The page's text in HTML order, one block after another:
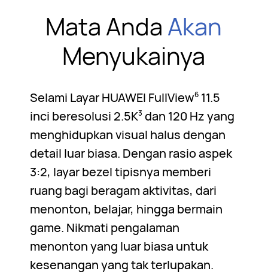
Mata Anda Akan
Menyukainya
Selami Layar HUAWEI FullView611.5
inci beresolusi 2.5K3 dan 120 Hz yang
menghidupkan visual halus dengan
detail luar biasa. Dengan rasio aspek
3:2, layar bezel tipisnya memberi
ruang bagi beragam aktivitas, dari
menonton, belajar, hingga bermain
game. Nikmati pengalaman
menonton yang luar biasa untuk
kesenangan yang tak terlupakan.